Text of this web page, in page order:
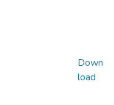
Down
load